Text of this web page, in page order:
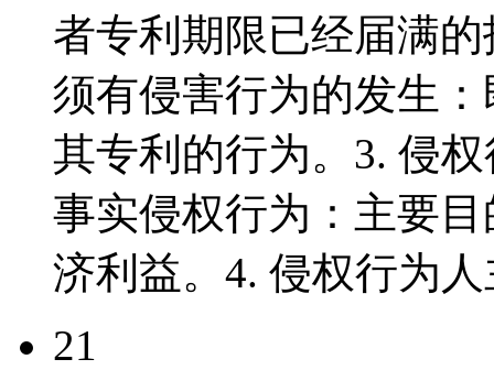
者专利期限已经届满
须有侵害行为的发生
其专利的行为。3. 侵
事实侵权行为：主要
济利益。4. 侵权行为人
21